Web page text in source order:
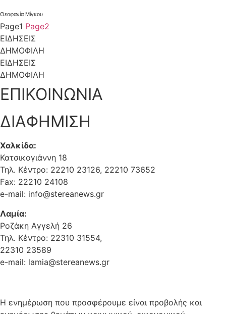
Θεοφανία Μίγκου
Page1 Page2
ΕΙΔΗΣΕΙΣ
ΔΗΜΟΦΙΛΗ
ΕΙΔΗΣΕΙΣ
ΔΗΜΟΦΙΛΗ
ΕΠΙΚΟΙΝΩΝΙΑ
ΔΙΑΦΗΜΙΣΗ
Χαλκίδα:
Κατσικογιάννη 18
Τηλ. Κέντρο: 22210 23126, 22210 73652
Fax: 22210 24108
e-mail: info@stereanews.gr
Λαμία:
Ροζάκη Αγγελή 26
Τηλ. Κέντρο: 22310 31554,
22310 23589
e-mail: lamia@stereanews.gr
Η ενημέρωση που προσφέρουμε είναι προβολής και